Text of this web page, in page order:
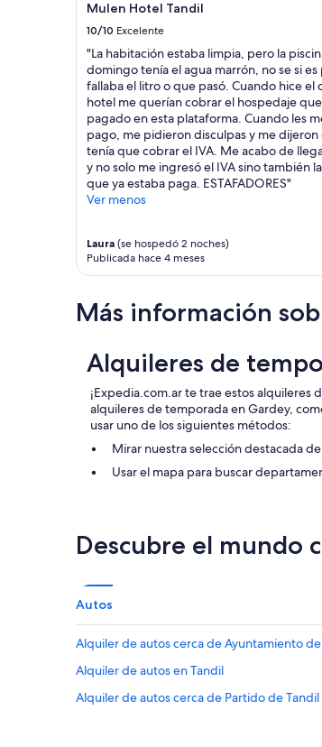
Mulen Hotel Tandil
10/10 Excelente
"La habitación estaba limpia, pero la
domingo tenía el agua marrón, no se si
fallaba el litro o que pasó. Cuando hice el
hotel me querían cobrar el hospedaje
pagado en esta plataforma. Cuando les
pago, me pidieron disculpas y me dijeron
tenía que cobrar el IVA. Me acabo de
y no solo me ingresó el IVA sino también
que ya estaba paga. ESTAFADORES"
Ver menos
Laura (se hospedó 2 noches)
Publicada hace 4 meses
Más información
Alquileres de
¡Expedia.com.ar te trae estos alquileres
alquileres de temporada en Gardey,
usar uno de los siguientes métodos:
Mirar nuestra selección destacada
Usar el mapa para buscar
Descubre el mundo
Autos
Alquiler de autos cerca de Ayuntamiento
Alquiler de autos en Tandil
Alquiler de autos cerca de Partido de Tandil